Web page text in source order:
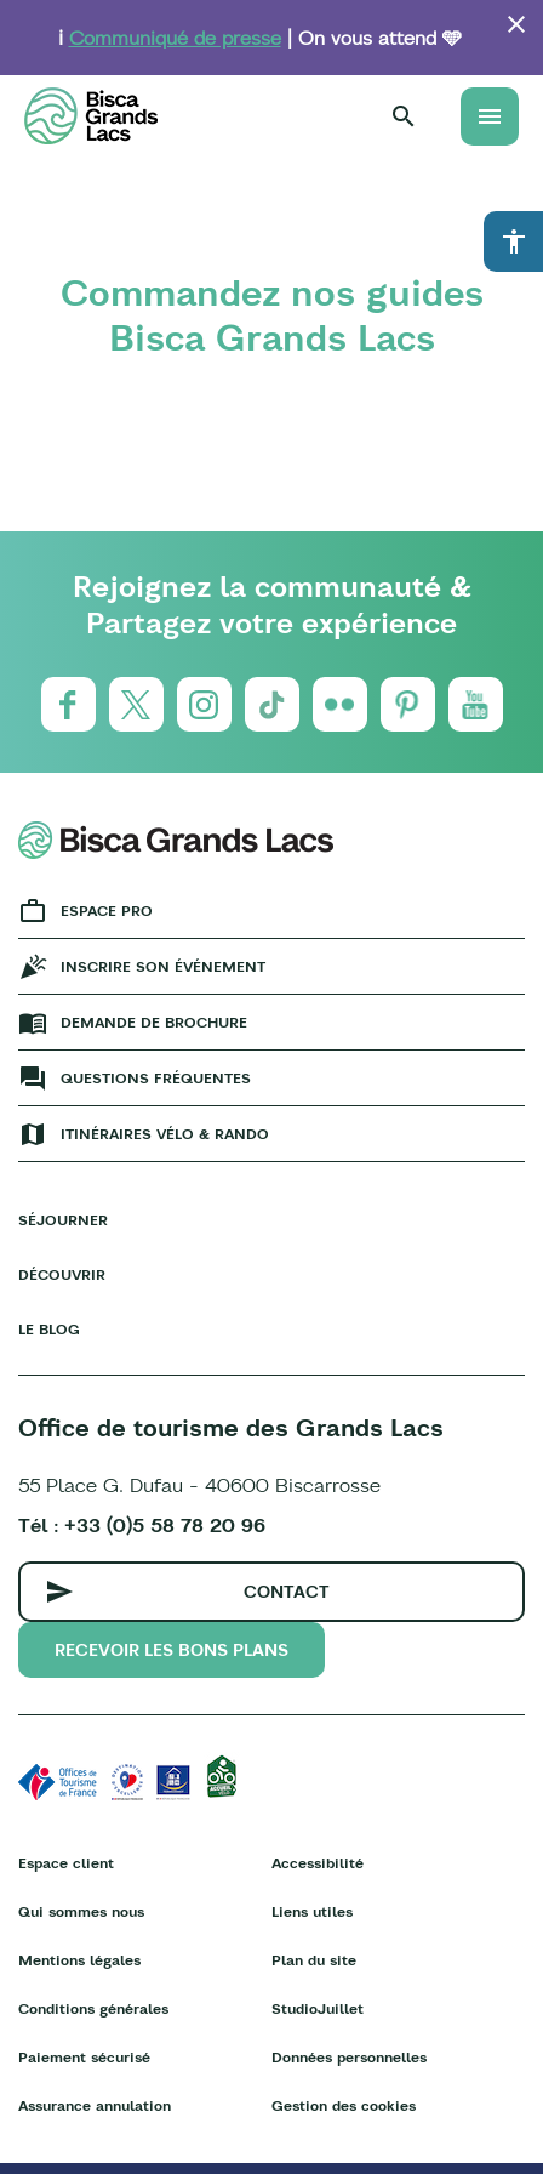
principal
ℹ️ Communiqué de presse| On vous attend 🩵
menu
accessibility
Commandez nos guides
Bisca Grands Lacs
Rejoignez la communauté &
Partagez votre expérience
ESPACE PRO
INSCRIRE SON ÉVÉNEMENT
DEMANDE DE BROCHURE
QUESTIONS FRÉQUENTES
ITINÉRAIRES VÉLO & RANDO
SÉJOURNER
DÉCOUVRIR
LE BLOG
Office de tourisme des Grands Lacs
55 Place G. Dufau - 40600 Biscarrosse
Tél : +33 (0)5 58 78 20 96
CONTACT
RECEVOIR LES BONS PLANS
Espace client
Qui sommes nous
Mentions légales
Conditions générales
Paiement sécurisé
Assurance annulation
Accessibilité
Liens utiles
Plan du site
StudioJuillet
Données personnelles
Gestion des cookies